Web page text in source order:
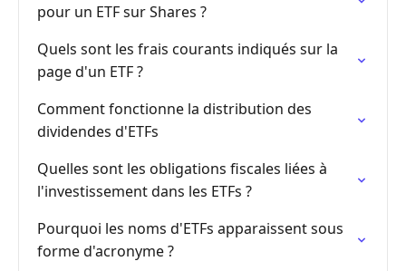
pour un ETF sur Shares ?
Quels sont les frais courants indiqués sur la
page d'un ETF ?
Comment fonctionne la distribution des
dividendes d'ETFs
Quelles sont les obligations fiscales liées à
l'investissement dans les ETFs ?
Pourquoi les noms d'ETFs apparaissent sous
forme d'acronyme ?